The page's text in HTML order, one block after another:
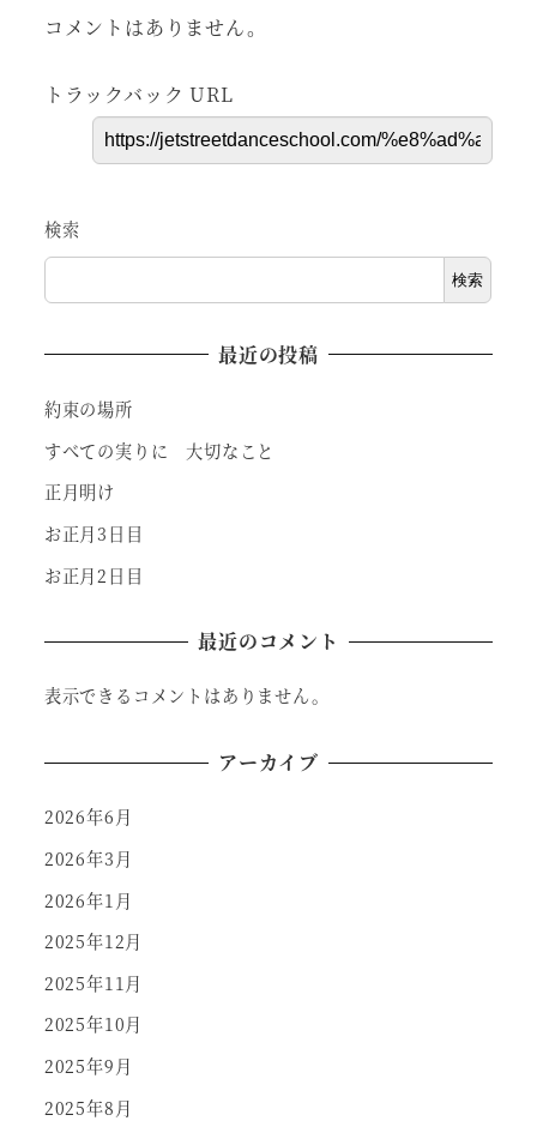
コメントはありません。
トラックバック URL
検索
検索
最近の投稿
約束の場所
すべての実りに 大切なこと
正月明け
お正月3日目
お正月2日目
最近のコメント
表示できるコメントはありません。
アーカイブ
2026年6月
2026年3月
2026年1月
2025年12月
2025年11月
2025年10月
2025年9月
2025年8月